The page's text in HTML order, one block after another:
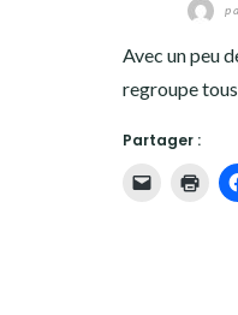
Avec un peu
regroupe
Partager :
QUI SOMMES-NOUS ?